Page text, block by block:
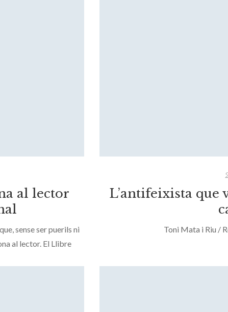
al lector
sense ser puerils ni
al lector. El Llibre
L’antifeixista que
Toni Mata i Riu /